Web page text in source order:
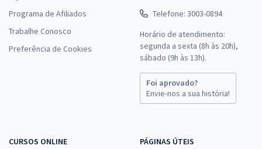
Programa de Afiliados
Trabalhe Conosco
Preferência de Cookies
Telefone: 3003-0894
Horário de atendimento:
segunda a sexta (8h às 20h),
sábado (9h às 13h).
Foi aprovado?
Envie-nos a sua história!
CURSOS ONLINE PÁGINAS ÚTEIS